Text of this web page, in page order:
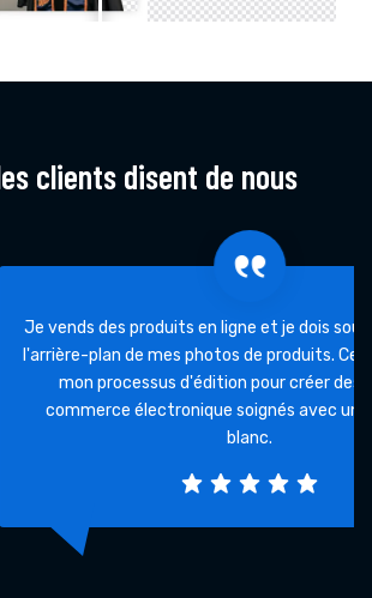
clients disent de nous
en ligne et je dois souvent découper
photos de produits. Cet outil accélère
d'édition pour créer des visuels de
soignés avec un arrière-plan